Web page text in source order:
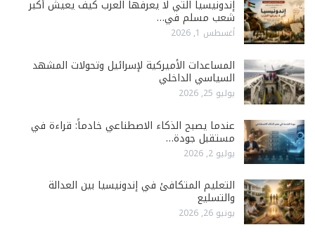
إندونيسيا التي لا يعرفها العرب كيف يعيش أكبر
شعب مسلم في…
أغسطس 1, 2026
المساعدات الأميركية لإسرائيل وتحولات المشهد
السياسي الداخلي
يوليو 25, 2026
عندما يصبح الذكاء الاصطناعي خادماً: قراءة في
مستقبل جودة…
يوليو 2, 2026
التعليم المتكافئ في إندونيسيا بين العدالة
والتسليع
يونيو 26, 2026